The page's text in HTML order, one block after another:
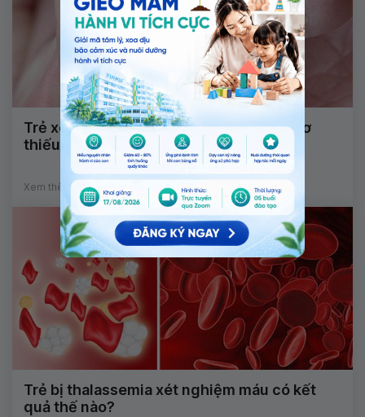
Trẻ xét nghiệm máu gót chân có nguy cơ
thiếu enzym G6PD phải làm gì?
Xem thêm
Trẻ bị thalassemia xét nghiệm máu có kết
quả thế nào?